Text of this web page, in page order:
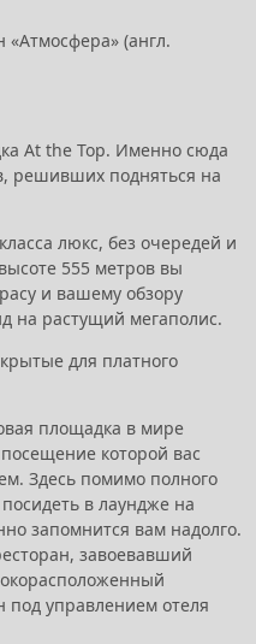
(англ.
At the Top. Именно сюда
решивших подняться на
люкс, без очередей и
555 метров вы
и вашему обзору
на растущий мегаполис.
для платного
площадка в мире
которой вас
Здесь помимо полного
в лаундже на
запомнится вам надолго.
завоевавший
под управлением отеля